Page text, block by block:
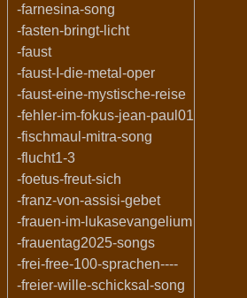
-farnesina-song
-fasten-bringt-licht
-faust
-faust-I-die-metal-oper
-faust-eine-mystische-reise
-fehler-im-fokus-jean-paul01
-fischmaul-mitra-song
-flucht1-3
-foetus-freut-sich
-franz-von-assisi-gebet
-frauen-im-lukasevangelium
-frauentag2025-songs
-frei-free-100-sprachen----
-freier-wille-schicksal-song